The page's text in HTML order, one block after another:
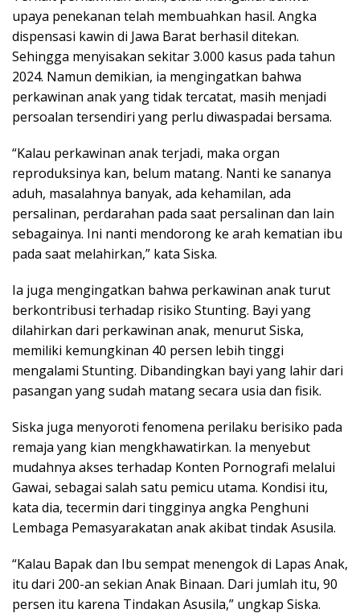
upaya penekanan telah membuahkan hasil. Angka
dispensasi kawin di Jawa Barat berhasil ditekan.
Sehingga menyisakan sekitar 3.000 kasus pada tahun
2024. Namun demikian, ia mengingatkan bahwa
perkawinan anak yang tidak tercatat, masih menjadi
persoalan tersendiri yang perlu diwaspadai bersama.
“Kalau perkawinan anak terjadi, maka organ
reproduksinya kan, belum matang. Nanti ke sananya
aduh, masalahnya banyak, ada kehamilan, ada
persalinan, perdarahan pada saat persalinan dan lain
sebagainya. Ini nanti mendorong ke arah kematian ibu
pada saat melahirkan,” kata Siska.
Ia juga mengingatkan bahwa perkawinan anak turut
berkontribusi terhadap risiko Stunting. Bayi yang
dilahirkan dari perkawinan anak, menurut Siska,
memiliki kemungkinan 40 persen lebih tinggi
mengalami Stunting. Dibandingkan bayi yang lahir dari
pasangan yang sudah matang secara usia dan fisik.
Siska juga menyoroti fenomena perilaku berisiko pada
remaja yang kian mengkhawatirkan. Ia menyebut
mudahnya akses terhadap Konten Pornografi melalui
Gawai, sebagai salah satu pemicu utama. Kondisi itu,
kata dia, tecermin dari tingginya angka Penghuni
Lembaga Pemasyarakatan anak akibat tindak Asusila.
“Kalau Bapak dan Ibu sempat menengok di Lapas Anak,
itu dari 200-an sekian Anak Binaan. Dari jumlah itu, 90
persen itu karena Tindakan Asusila,” ungkap Siska.